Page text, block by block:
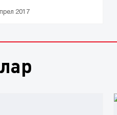
2017